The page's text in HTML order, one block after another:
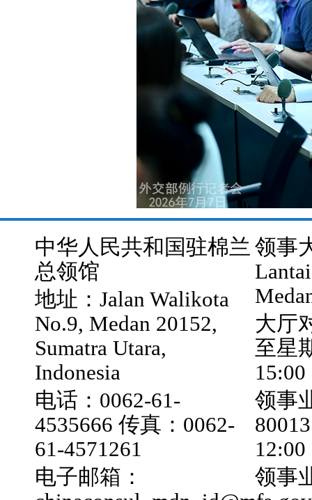
中华人民共和国驻棉兰
总领馆
地址：Jalan Walikota
No.9, Medan 20152,
Sumatra Utara,
Indonesia
电话：0062-61-
4535666 传真：0062-
61-4571261
电子邮箱：
领事
大厅
至星
15:00
领事
领事